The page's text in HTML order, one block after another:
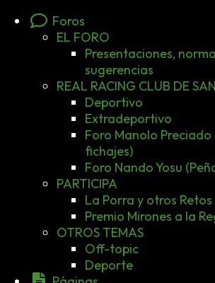
Foros
EL FORO
Presentaciones,
sugerencias
REAL RACING CLUB DE
Deportivo
Extradeportivo
Foro Manolo
fichajes)
Foro Nando Yosu
PARTICIPA
La Porra y otros
Premio Mirones a la
OTROS TEMAS
Off-topic
Deporte